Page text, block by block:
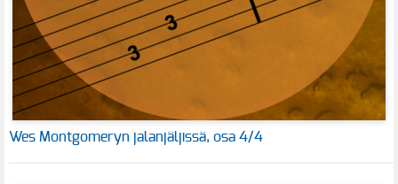
Wes Montgomeryn jalanjäljissä, osa 4/4